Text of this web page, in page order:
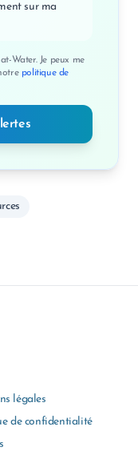
sur ma
Water. Je peux me
politique de
légales
de confidentialité